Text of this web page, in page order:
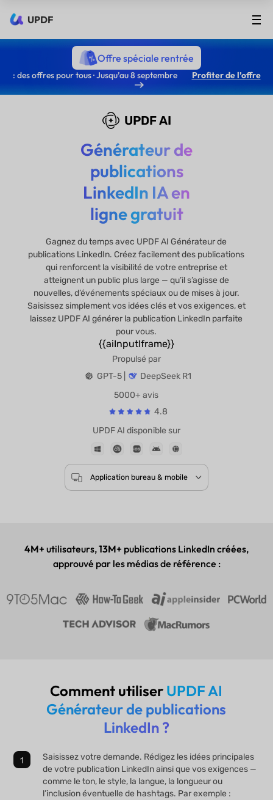
UPDF
Offre spéciale rentrée
: des offres pour tous · Jusqu’au 8 septembre Profiter de l’offre
UPDF AI
Générateur de
publications
LinkedIn IA en
ligne gratuit
Gagnez du temps avec UPDF AI Générateur de
publications LinkedIn. Créez facilement des publications
qui renforcent la visibilité de votre entreprise et
atteignent un public plus large — qu’il s’agisse de
nouvelles, d’événements spéciaux ou de mises à jour.
Saisissez simplement vos idées clés et vos exigences, et
laissez UPDF AI générer la publication LinkedIn parfaite
pour vous.
{{aiInputIframe}}
Propulsé par
GPT-5 |
DeepSeek R1
5000+ avis
4.8
UPDF AI disponible sur
4M+ utilisateurs,13M+ publications LinkedIn créées,
approuvé par les médias de référence :
Comment utiliser UPDF AI
Générateur de publications
LinkedIn ?
Saisissez votre demande. Rédigez les idées principales
de votre publication LinkedIn ainsi que vos exigences —
comme le ton, le style, la langue, la longueur ou
l’inclusion éventuelle de hashtags. Par exemple :